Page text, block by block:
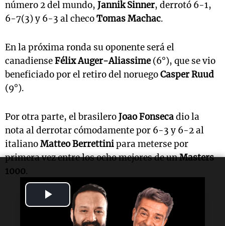
Play
Video
número 2 del mundo, Jannik Sinner, derrotó 6-1,
6-7(3) y 6-3 al checoTomas Machac.
En la próxima ronda su oponente será el
canadienseFélix Auger-Aliassime(6°), que se vio
beneficiado por el retiro del noruegoCasper Ruud
(9°).
Por otra parte, el brasileroJoao Fonsecadio la
nota al derrotar cómodamente por 6-3 y 6-2 al
italianoMatteo Berrettinipara meterse por
primera vez entre los ocho mejores de unMasters
1000.
Lectura rápida